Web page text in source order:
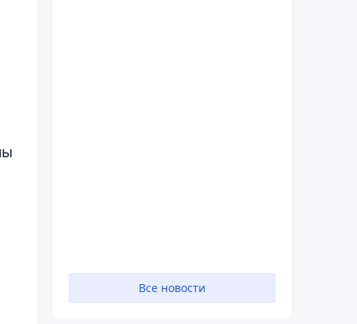
Все новости